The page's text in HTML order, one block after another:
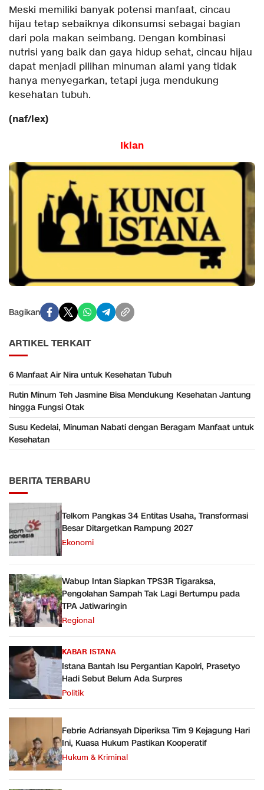
Meski memiliki banyak potensi manfaat, cincau
hijau tetap sebaiknya dikonsumsi sebagai bagian
dari pola makan seimbang. Dengan kombinasi
nutrisi yang baik dan gaya hidup sehat, cincau hijau
dapat menjadi pilihan minuman alami yang tidak
hanya menyegarkan, tetapi juga mendukung
kesehatan tubuh.
(naf/lex)
Iklan
Bagikan
ARTIKEL TERKAIT
6 Manfaat Air Nira untuk Kesehatan Tubuh
Rutin Minum Teh Jasmine Bisa Mendukung Kesehatan Jantung
hingga Fungsi Otak
Susu Kedelai, Minuman Nabati dengan Beragam Manfaat untuk
Kesehatan
BERITA TERBARU
Telkom Pangkas 34 Entitas Usaha, Transformasi
Besar Ditargetkan Rampung 2027
Ekonomi
Wabup Intan Siapkan TPS3R Tigaraksa,
Pengolahan Sampah Tak Lagi Bertumpu pada
TPA Jatiwaringin
Regional
KABAR ISTANA
Istana Bantah Isu Pergantian Kapolri, Prasetyo
Hadi Sebut Belum Ada Surpres
Politik
Febrie Adriansyah Diperiksa Tim 9 Kejagung Hari
Ini, Kuasa Hukum Pastikan Kooperatif
Hukum & Kriminal